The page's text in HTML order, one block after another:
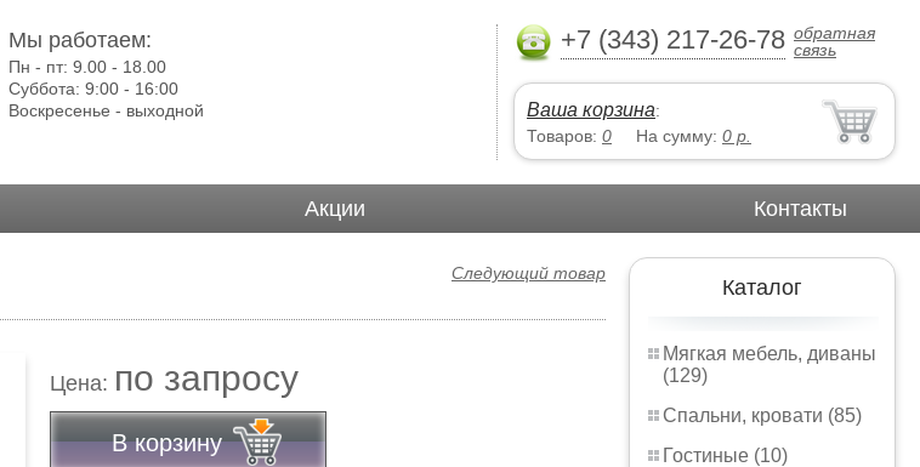
Мы работаем:
Пн - пт:9.00 - 18.00
Суббота:9:00 - 16:00
Воскресенье - выходной
+7 (343) 217-26-78 обратная
связь
Ваша корзина:
Товаров: 0 На сумму: 0 р.
Акции Контакты
Каталог
Мягкая мебель, диваны
(129)
Спальни, кровати (85)
Гостиные (10)
Следующий товар
Цена: по запросу
В корзину